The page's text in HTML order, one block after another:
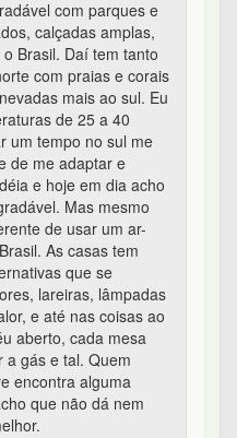
com parques e
calçadas amplas,
Brasil. Daí tem tanto
com praias e corais
mais ao sul. Eu
de 25 a 40
um tempo no sul me
de me adaptar e
e hoje em dia acho
Mas mesmo
de usar um ar-
As casas tem
que se
lareiras, lâmpadas
e até nas coisas ao
aberto, cada mesa
a gás e tal. Quem
encontra alguma
que não dá nem